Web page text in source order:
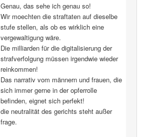
Genau, das sehe ich genau so!
Wir moechten die straftaten auf dieselbe
stufe stellen, als ob es wirklich eine
vergewaltigung wäre.
Die milliarden für die digitalisierung der
strafverfolgung müssen irgendwie wieder
reinkommen!
Das narrativ vom männern und frauen, die
sich immer gerne in der opferrolle
befinden, eignet sich perfekt!
die neutralität des gerichts steht außer
frage.